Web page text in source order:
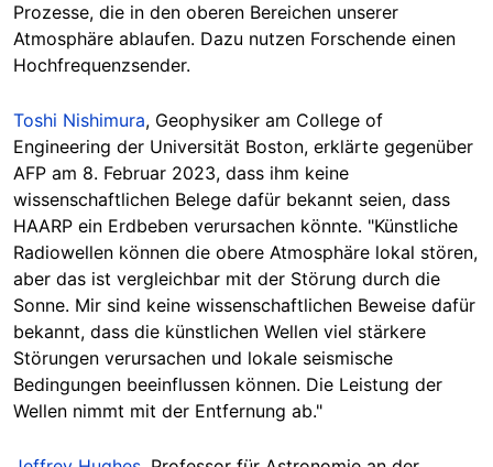
Prozesse, die in den oberen Bereichen unserer
Atmosphäre ablaufen. Dazu nutzen Forschende einen
Hochfrequenzsender.
Toshi Nishimura, Geophysiker am College of
Engineering der Universität Boston, erklärte gegenüber
AFP am 8. Februar 2023, dass ihm keine
wissenschaftlichen Belege dafür bekannt seien, dass
HAARP ein Erdbeben verursachen könnte. "Künstliche
Radiowellen können die obere Atmosphäre lokal stören,
aber das ist vergleichbar mit der Störung durch die
Sonne. Mir sind keine wissenschaftlichen Beweise dafür
bekannt, dass die künstlichen Wellen viel stärkere
Störungen verursachen und lokale seismische
Bedingungen beeinflussen können. Die Leistung der
Wellen nimmt mit der Entfernung ab."